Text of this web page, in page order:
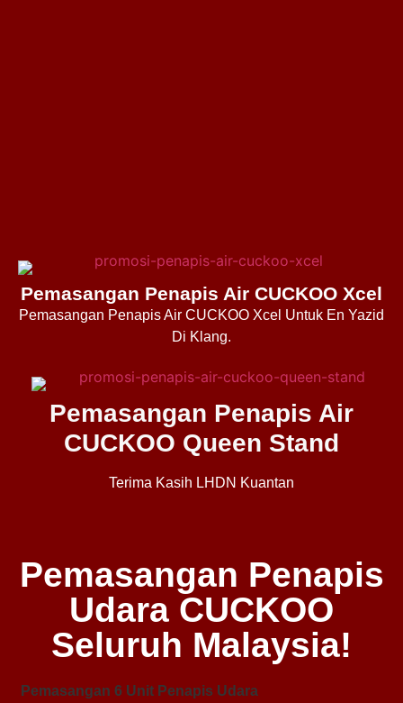
Pemasangan Penapis Air CUCKOO Xcel
Pemasangan Penapis Air CUCKOO Xcel Untuk En Yazid
Di Klang.
Pemasangan Penapis Air
CUCKOO Queen Stand
Terima Kasih LHDN Kuantan
Pemasangan Penapis
Udara CUCKOO
Seluruh Malaysia!
Pemasangan 6 Unit Penapis Udara